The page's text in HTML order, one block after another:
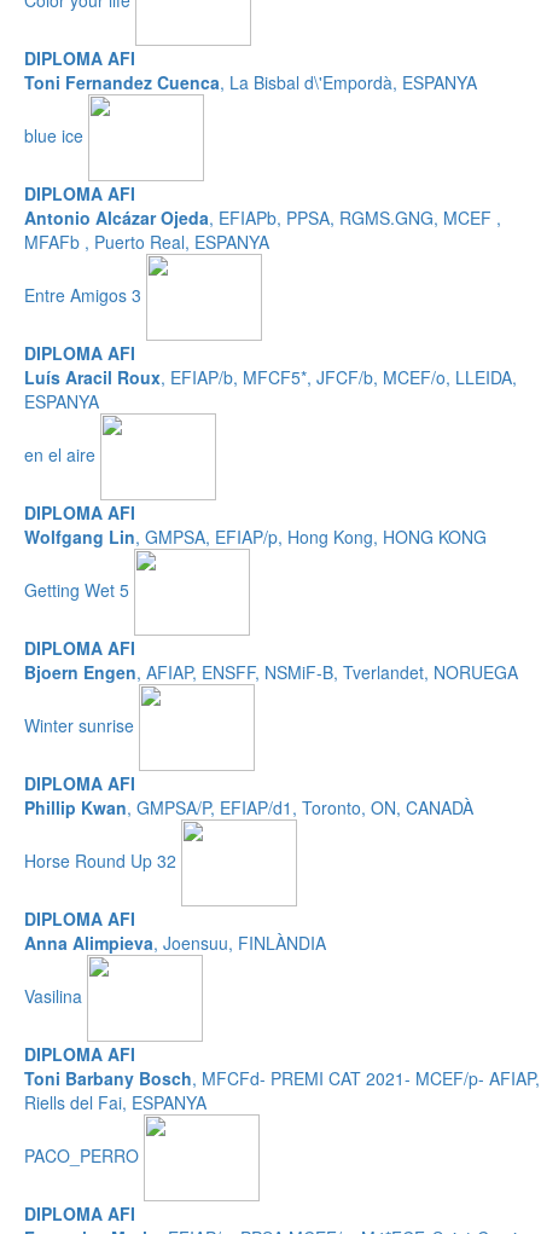
DIPLOMA AFI
Toni Fernandez Cuenca, La Bisbal d\'Empordà, ESPANYA
blue ice
DIPLOMA AFI
Antonio Alcázar Ojeda, EFIAPb, PPSA, RGMS.GNG, MCEF ,
MFAFb , Puerto Real, ESPANYA
Entre Amigos 3
DIPLOMA AFI
Luís Aracil Roux, EFIAP/b, MFCF5*, JFCF/b, MCEF/o, LLEIDA,
ESPANYA
en el aire
DIPLOMA AFI
Wolfgang Lin, GMPSA, EFIAP/p, Hong Kong, HONG KONG
Getting Wet 5
DIPLOMA AFI
Bjoern Engen, AFIAP, ENSFF, NSMiF-B, Tverlandet, NORUEGA
Winter sunrise
DIPLOMA AFI
Phillip Kwan, GMPSA/P, EFIAP/d1, Toronto, ON, CANADÀ
Horse Round Up 32
DIPLOMA AFI
Anna Alimpieva, Joensuu, FINLÀNDIA
Vasilina
DIPLOMA AFI
Toni Barbany Bosch, MFCFd- PREMI CAT 2021- MCEF/p- AFIAP,
Riells del Fai, ESPANYA
PACO_PERRO
DIPLOMA AFI